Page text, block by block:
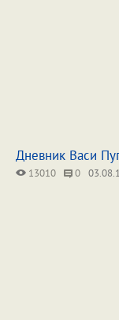
Дневник Васи
13010 0